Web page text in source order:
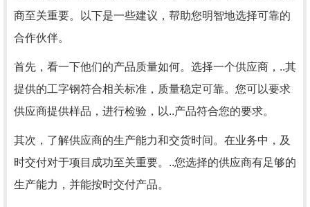
商至关重要。以下是一些建议，帮助您明智地选择可靠的
合作伙伴。
首先，看一下他们的产品质量如何。选择一个供应商，..其
提供的工字钢符合相关标准，质量稳定可靠。您可以要求
供应商提供样品，进行检验，以..产品符合您的要求。
其次，了解供应商的生产能力和交货时间。在业务中，及
时交付对于项目成功至关重要。..您选择的供应商有足够的
生产能力，并能按时交付产品。